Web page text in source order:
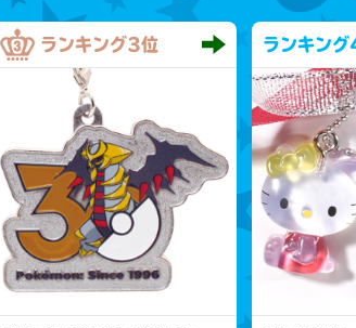
ランキング3位 ランキング